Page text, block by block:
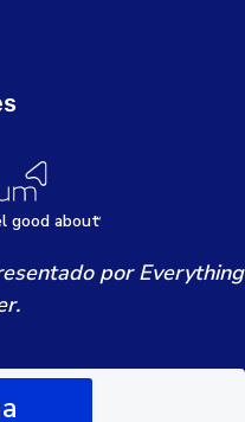
good about
por Everything